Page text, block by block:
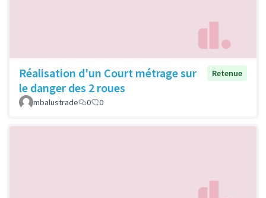
Réalisation d'un Court métrage sur
le danger des 2 roues
Retenue
mbalustrade 0 0